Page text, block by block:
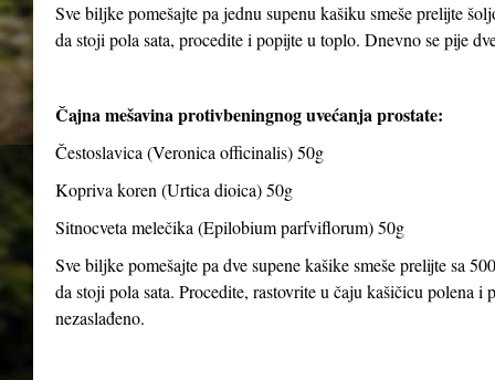
Sve biljke pomešajte pa jednu supenu kašiku smeše prelijte
da stoji pola sata, procedite i popijte u toplo. Dnevno se pije
Čajna mešavina protivbeningnog uvećanja prostate:
Čestoslavica (Veronica officinalis) 50g
Kopriva koren (Urtica dioica) 50g
Sitnocveta melečika (Epilobium parfviflorum) 50g
Sve biljke pomešajte pa dve supene kašike smeše prelijte sa
da stoji pola sata. Procedite, rastovrite u čaju kašičicu polena
nezaslađeno.